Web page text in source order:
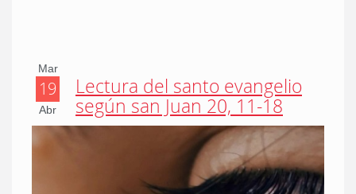
Mar
19
Abr
Lectura del santo evangelio
según san Juan 20, 11-18